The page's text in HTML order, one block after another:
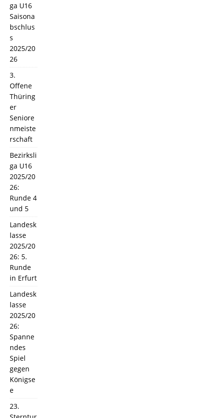
ga U16
Saisona
bschlus
s
2025/20
26
3.
Offene
Thüring
er
Seniore
nmeiste
rschaft
Bezirksli
ga U16
2025/20
26:
Runde 4
und 5
Landesk
lasse
2025/20
26: 5.
Runde
in Erfurt
Landesk
lasse
2025/20
26:
Spanne
ndes
Spiel
gegen
Königse
e
23.